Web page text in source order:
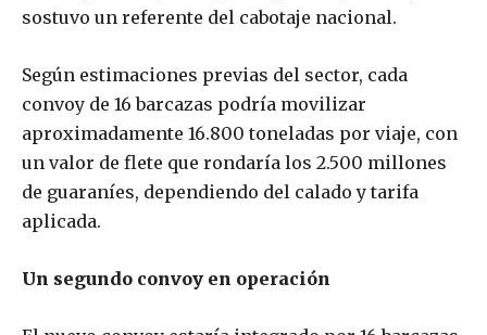
sostuvo un referente del cabotaje nacional.
Según estimaciones previas del sector, cada
convoy de 16 barcazas podría movilizar
aproximadamente 16.800 toneladas por viaje, con
un valor de flete que rondaría los 2.500 millones
de guaraníes, dependiendo del calado y tarifa
aplicada.
Un segundo convoy en operación